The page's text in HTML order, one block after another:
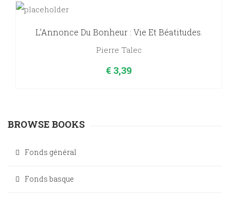
L’Annonce Du Bonheur : Vie Et Béatitudes.
Pierre Talec
€ 3,39
BROWSE BOOKS
Fonds général
Fonds basque